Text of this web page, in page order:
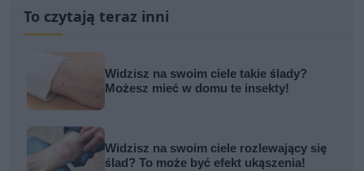
To czytają teraz inni
Widzisz na swoim ciele takie ślady?
Możesz mieć w domu te insekty!
Widzisz na swoim ciele rozlewający się
ślad? To może być efekt ukąszenia!